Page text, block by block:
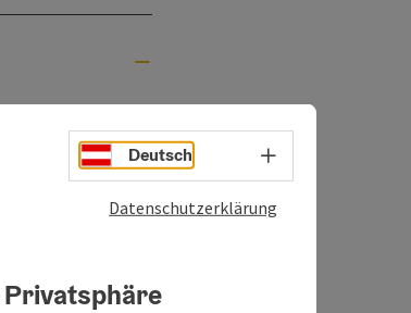
48.05, 13.77
Deutsch Sprachwahl -
Datenschutzerklärung